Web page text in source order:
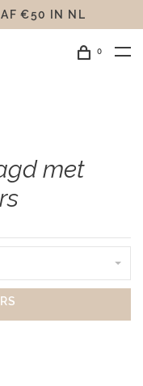
€50 IN NL
0
met